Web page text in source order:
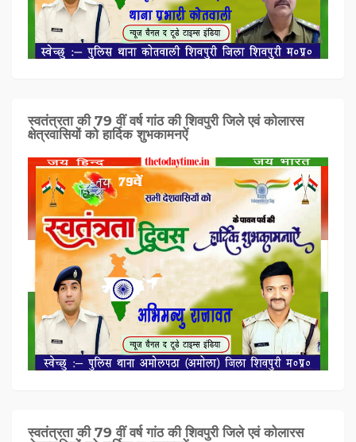
स्वतंत्रता की 79 वीं वर्ष गांठ की शिवपुरी जिले एवं कोलारस
क्षेत्रवासियों को हार्दिक शुभकामनऐं
स्वतंत्रता की 79 वीं वर्ष गांठ की शिवपुरी जिले एवं कोलारस